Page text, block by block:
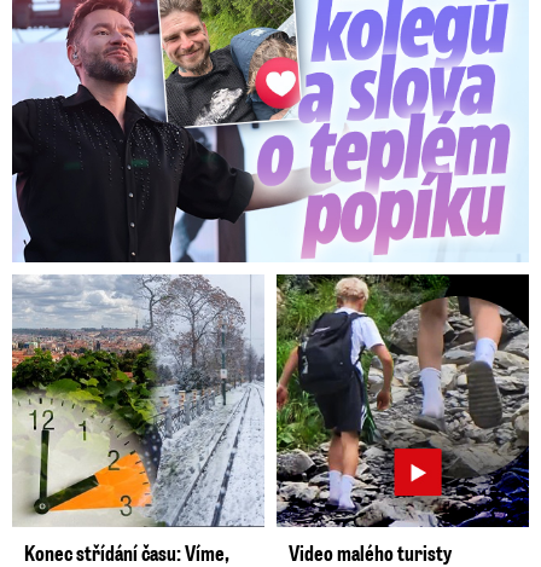
Konec střídání času: Víme,
Video malého turisty